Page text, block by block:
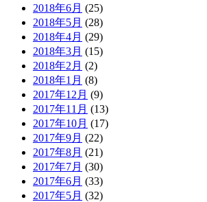
2018年6月 (25)
2018年5月 (28)
2018年4月 (29)
2018年3月 (15)
2018年2月 (2)
2018年1月 (8)
2017年12月 (9)
2017年11月 (13)
2017年10月 (17)
2017年9月 (22)
2017年8月 (21)
2017年7月 (30)
2017年6月 (33)
2017年5月 (32)